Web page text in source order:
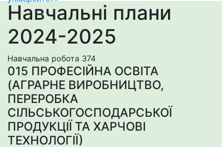
Навчальні плани
2024-2025
Навчальна робота 374
015 ПРОФЕСІЙНА ОСВІТА
(АГРАРНЕ ВИРОБНИЦТВО,
ПЕРЕРОБКА
СІЛЬСЬКОГОСПОДАРСЬКОЇ
ПРОДУКЦІЇ ТА ХАРЧОВІ
ТЕХНОЛОГІЇ)